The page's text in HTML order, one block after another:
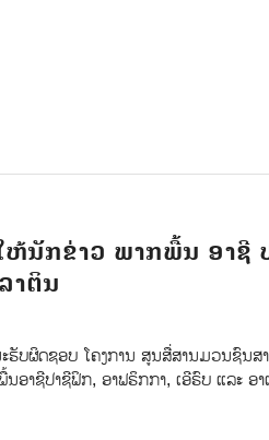
ນັກຂ່າວ ພາກພື້ນ ອາຊີ
າຕິນ
ຮັບຜິດຊອບ ໂຄງການ ສູນສື່ສານມວນຊົນ
ອາຊີປາຊີຟິກ, ອາຟຣິກກາ, ເອີຣົບ ແລະ ອາ